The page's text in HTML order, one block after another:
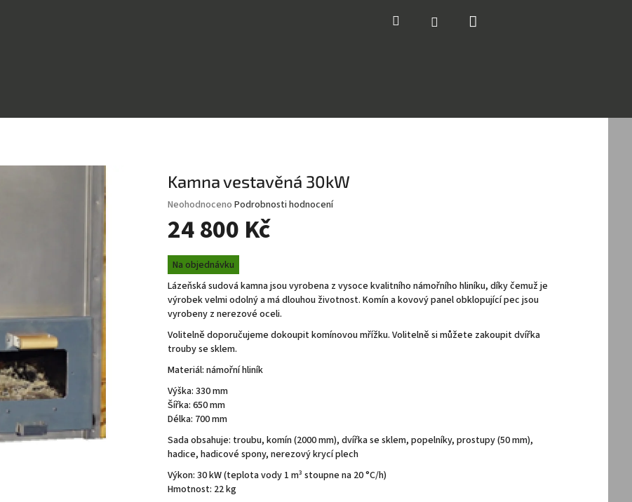
Hledat Přihlášení
Kamna vestavěná 30kW
Průměrné
produktu
0,0
z
5
hvězdiček.
Neohodnoceno Podrobnosti hodnocení
24 800 Kč
Měrná
cena:
Na objednávku
Lázeňská sudová kamna jsou vyrobena z vysoce kvalitního námořního hliníku, díky čemuž je
výrobek velmi odolný a má dlouhou životnost. Komín a kovový panel obklopující pec jsou
vyrobeny z nerezové oceli.
Volitelně doporučujeme dokoupit komínovou mřížku. Volitelně si můžete zakoupit dvířka
trouby se sklem.
Materiál: námořní hliník
Výška: 330 mm
Šířka: 650 mm
Délka: 700 mm
Sada obsahuje: troubu, komín (2000 mm), dvířka se sklem, popelníky, prostupy (50 mm),
hadice, hadicové spony, nerezový krycí plech
Výkon: 30 kW (teplota vody 1 m³ stoupne na 20 °C/h)
Hmotnost: 22 kg